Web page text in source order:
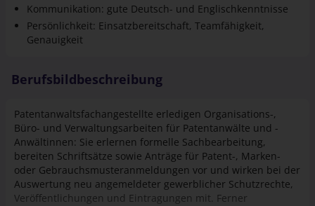
Kommunikation: gute Deutsch- und Englischkenntnisse
Persönlichkeit: Einsatzbereitschaft, Teamfähigkeit,
Genauigkeit
Berufsbildbeschreibung
Patentanwaltsfachangestellte erledigen Organisations-,
Büro- und Verwaltungsarbeiten für Patentanwälte und -
Anwältinnen: Sie erlernen formelle Sachbearbeitung,
bereiten Schriftsätze sowie Anträge für Patent-, Marken-
oder Gebrauchsmusteranmeldungen vor und wirken bei der
Auswertung neu angemeldeter gewerblicher Schutzrechte,
Veröffentlichungen und Eintragungen mit. Ferner